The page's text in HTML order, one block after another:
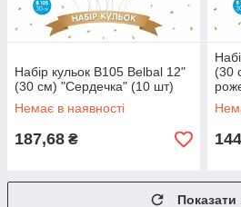
Набір кульок В105 Belbal 12"
(30 см) "Сердечка" (10 шт)
Немає в наявності
187,68 ₴
(30